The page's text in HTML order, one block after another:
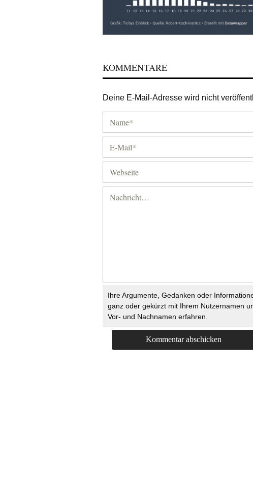
KOMMENTARE
Deine E-Mail-Adresse wird nicht
Ihre Argumente, Gedanken oder
ganz oder gekürzt mit Ihrem Nutzernamen
Vor- und Nachnamen erfahren.